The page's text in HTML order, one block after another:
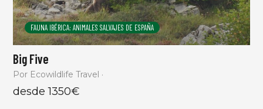
FAUNA IBÉRICA: ANIMALES SALVAJES DE ESPAÑA
Big Five
Por Ecowildlife Travel ·
desde 1350€